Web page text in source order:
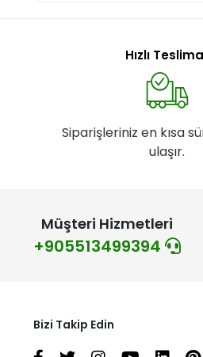
Hızlı
Siparişleriniz en kısa
ulaşır.
Müşteri Hizmetleri
+905513499394
Bizi Takip Edin